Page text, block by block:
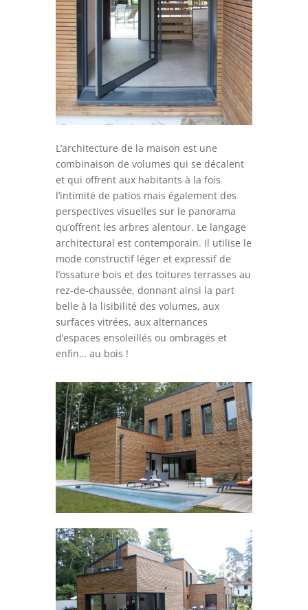
L’architecture de la maison est une
combinaison de volumes qui se décalent
et qui offrent aux habitants à la fois
l’intimité de patios mais également des
perspectives visuelles sur le panorama
qu’offrent les arbres alentour. Le langage
architectural est contemporain. Il utilise le
mode constructif léger et expressif de
l’ossature bois et des toitures terrasses au
rez-de-chaussée, donnant ainsi la part
belle à la lisibilité des volumes, aux
surfaces vitrées, aux alternances
d’espaces ensoleillés ou ombragés et
enfin… au bois !